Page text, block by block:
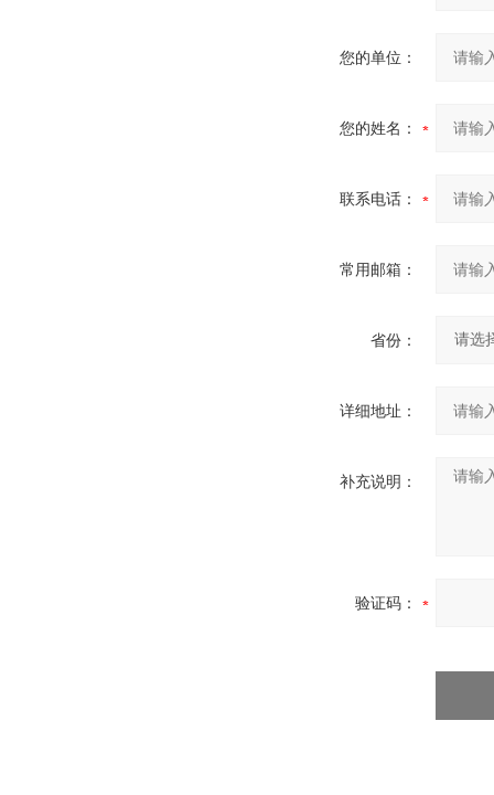
您的单位：
您的姓名：
联系电话：
常用邮箱：
省份：
详细地址：
补充说明：
验证码：